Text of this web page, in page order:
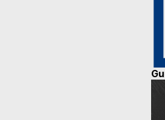
Hemen oturuma hazır daireler!
ödemelerde yüzde 25’e varan
imkanı!
yüzde 25’i Gazzeye Bağışlıyoruz